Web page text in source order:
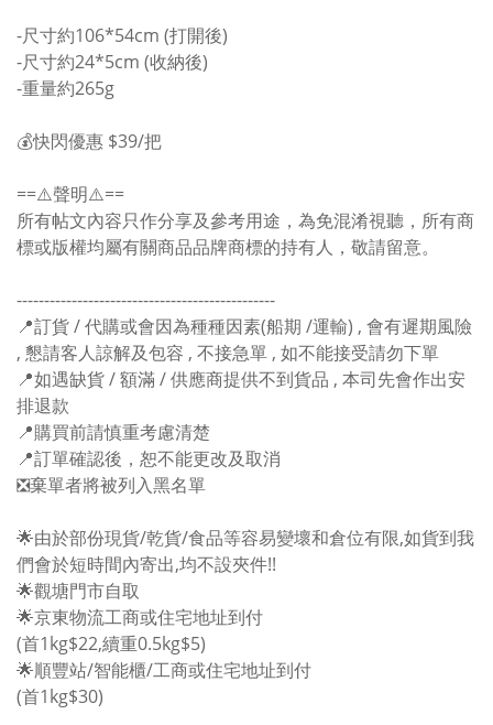
-尺寸約106*54cm (打開後)
-尺寸約24*5cm (收納後)
-重量約265g
💰快閃優惠 $39/把
==⚠️聲明⚠️==
所有帖文內容只作分享及參考用途，為免混淆視聽，所有商
標或版權均屬有關商品品牌商標的持有人，敬請留意。
-----------------------------------------------
📍訂貨 / 代購或會因為種種因素(船期 /運輸) , 會有遲期風險
, 懇請客人諒解及包容 , 不接急單 , 如不能接受請勿下單
📍如遇缺貨 / 額滿 / 供應商提供不到貨品 , 本司先會作出安
排退款
📍購買前請慎重考慮清楚
📍訂單確認後，恕不能更改及取消
❎棄單者將被列入黑名單
🌟由於部份現貨/乾貨/食品等容易變壞和倉位有限,如貨到我
們會於短時間內寄出,均不設夾件!!
🌟觀塘門市自取
🌟京東物流工商或住宅地址到付
(首1kg$22,續重0.5kg$5)
🌟順豐站/智能櫃/工商或住宅地址到付
(首1kg$30)